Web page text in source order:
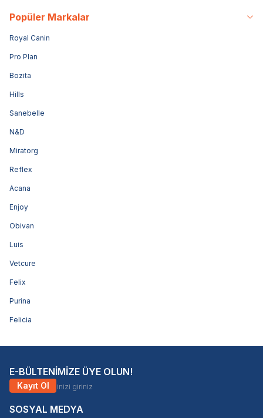
Popüler Markalar
Royal Canin
Pro Plan
Bozita
Hills
Sanebelle
N&D
Miratorg
Reflex
Acana
Enjoy
Obivan
Luis
Vetcure
Felix
Purina
Felicia
E-BÜLTENİMİZE ÜYE OLUN!
Kayıt Ol
SOSYAL MEDYA